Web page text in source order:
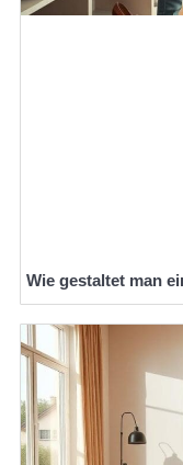
Wie gestaltet man